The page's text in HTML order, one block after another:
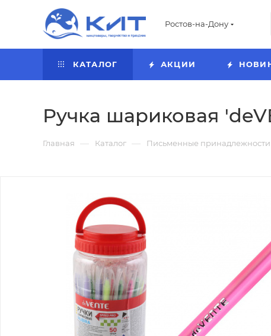
Ростов-на-Дону
КАТАЛОГ АКЦИИ
Ручка шариковая
Главная — Каталог — Письменные принадлежности